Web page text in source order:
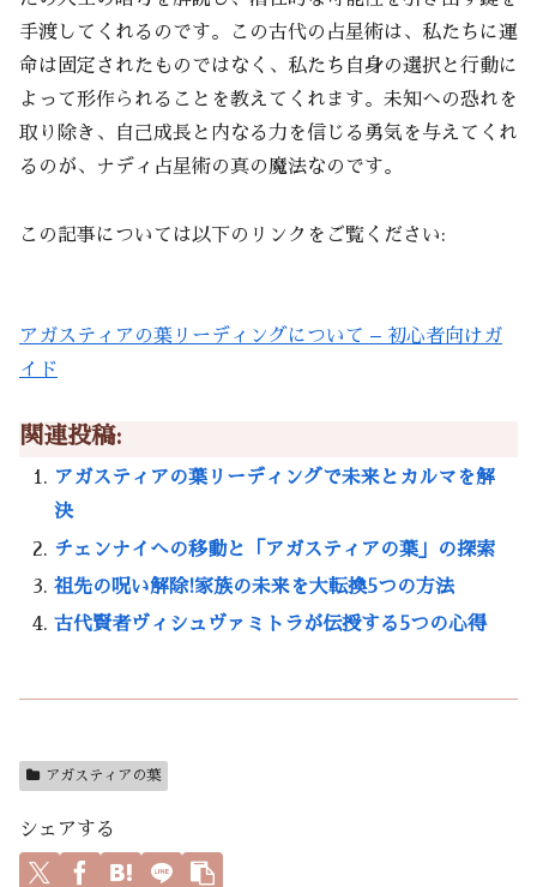
手渡してくれるのです。この古代の占星術は、私たちに運
命は固定されたものではなく、私たち自身の選択と行動に
よって形作られることを教えてくれます。未知への恐れを
取り除き、自己成長と内なる力を信じる勇気を与えてくれ
るのが、ナディ占星術の真の魔法なのです。
この記事については以下のリンクをご覧ください:
アガスティアの葉リーディングについて – 初心者向けガ
イド
関連投稿:
アガスティアの葉リーディングで未来とカルマを解
決
チェンナイへの移動と「アガスティアの葉」の探索
祖先の呪い解除!家族の未来を大転換5つの方法
古代賢者ヴィシュヴァミトラが伝授する5つの心得
アガスティアの葉
シェアする